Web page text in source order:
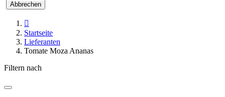
Abbrechen

Startseite
Lieferanten
Tomate Moza Ananas
Filtern nach